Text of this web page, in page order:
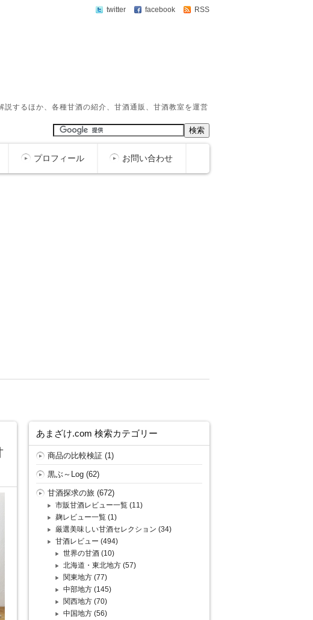
twitter facebook RSS
するほか、各種甘酒の紹介、甘酒通販、甘酒教室を運営
プロフィール お問い合わせ
あまざけ.com 検索カテゴリー
商品の比較検証 (1)
黒ぶ～Log (62)
甘酒探求の旅 (672)
市販甘酒レビュー一覧 (11)
麹レビュー一覧 (1)
厳選美味しい甘酒セレクション (34)
甘酒レビュー (494)
世界の甘酒 (10)
北海道・東北地方 (57)
関東地方 (77)
中部地方 (145)
関西地方 (70)
中国地方 (56)